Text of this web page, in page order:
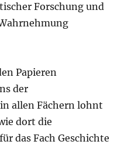
Forschung und
Papieren
der
allen Fächern lohnt
dort die
das Fach Geschichte